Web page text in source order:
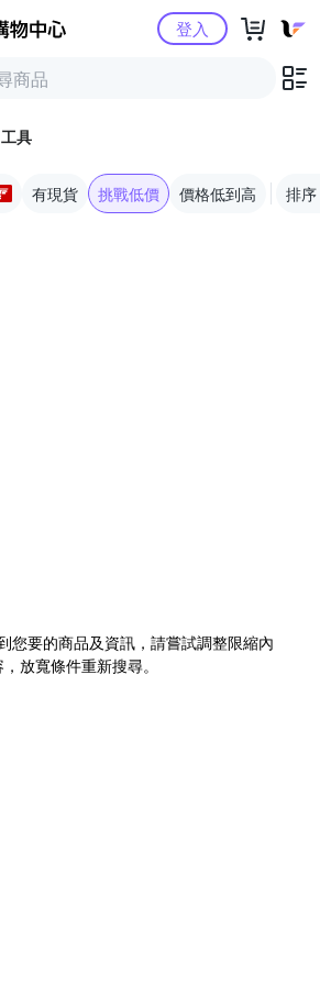
Yahoo購物中心登入
具
有現貨 挑戰低價 價格低到高 排序
您要的商品及資訊，請嘗試調整限縮內
放寬條件重新搜尋。